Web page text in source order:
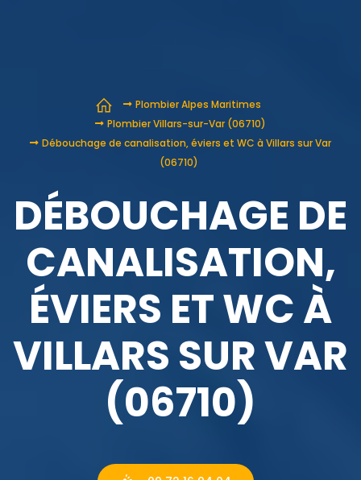
Plombier Alpes Maritimes
Plombier Villars-sur-Var (06710)
Débouchage de canalisation, éviers et WC à Villars sur Var
(06710)
DÉBOUCHAGE DE
CANALISATION,
ÉVIERS ET WC À
VILLARS SUR VAR
(06710)